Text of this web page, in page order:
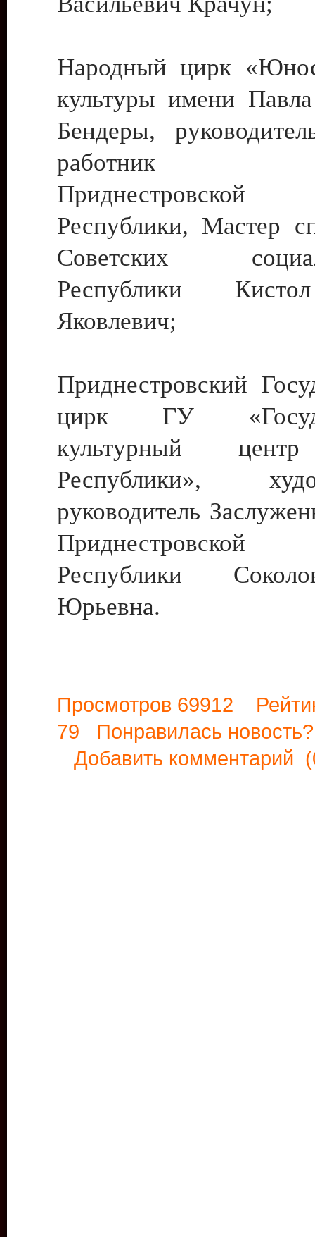
Народный цирк
культуры имени
Бендеры,
работник
Приднестровской
Республики, Мастер
Советских
Республики
Яковлевич;
Приднестровский
цирк ГУ
культурный
Республики»,
руководитель
Приднестровской
Республики
Юрьевна.
Просмотров 69912
79 Понравилась
Добавить комментарий